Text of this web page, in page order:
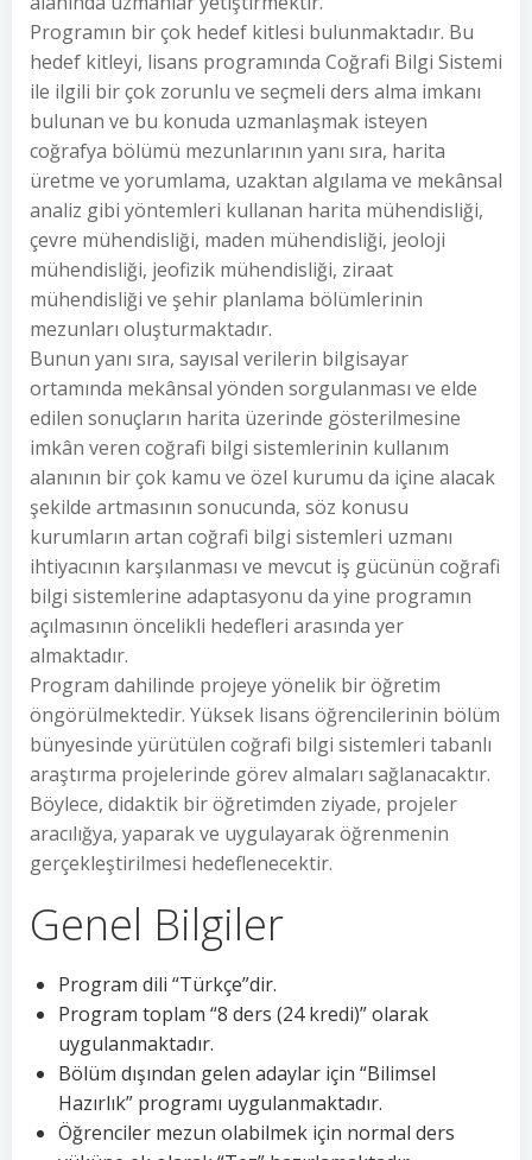
Programın bir çok hedef kitlesi bulunmaktadır. Bu
hedef kitleyi, lisans programında Coğrafi Bilgi Sistemi
ile ilgili bir çok zorunlu ve seçmeli ders alma imkanı
bulunan ve bu konuda uzmanlaşmak isteyen
coğrafya bölümü mezunlarının yanı sıra, harita
üretme ve yorumlama, uzaktan algılama ve mekânsal
analiz gibi yöntemleri kullanan harita mühendisliği,
çevre mühendisliği, maden mühendisliği, jeoloji
mühendisliği, jeofizik mühendisliği, ziraat
mühendisliği ve şehir planlama bölümlerinin
mezunları oluşturmaktadır.
Bunun yanı sıra, sayısal verilerin bilgisayar
ortamında mekânsal yönden sorgulanması ve elde
edilen sonuçların harita üzerinde gösterilmesine
imkân veren coğrafi bilgi sistemlerinin kullanım
alanının bir çok kamu ve özel kurumu da içine alacak
şekilde artmasının sonucunda, söz konusu
kurumların artan coğrafi bilgi sistemleri uzmanı
ihtiyacının karşılanması ve mevcut iş gücünün coğrafi
bilgi sistemlerine adaptasyonu da yine programın
açılmasının öncelikli hedefleri arasında yer
almaktadır.
Program dahilinde projeye yönelik bir öğretim
öngörülmektedir. Yüksek lisans öğrencilerinin bölüm
bünyesinde yürütülen coğrafi bilgi sistemleri tabanlı
araştırma projelerinde görev almaları sağlanacaktır.
Böylece, didaktik bir öğretimden ziyade, projeler
aracılığya, yaparak ve uygulayarak öğrenmenin
gerçekleştirilmesi hedeflenecektir.
Genel Bilgiler
Program dili “Türkçe”dir.
Program toplam “8 ders (24 kredi)” olarak
uygulanmaktadır.
Bölüm dışından gelen adaylar için “Bilimsel
Hazırlık” programı uygulanmaktadır.
Öğrenciler mezun olabilmek için normal ders